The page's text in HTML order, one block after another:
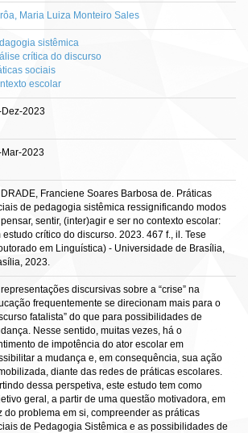
Maria Luiza Monteiro Sales
sistêmica
crítica do discurso
sociais
escolar
2023
2023
Franciene Soares Barbosa de. Práticas
de pedagogia sistêmica ressignificando modos
sentir, (inter)agir e ser no contexto escolar:
estudo crítico do discurso. 2023. 467 f., il. Tese
em Linguística) - Universidade de Brasília,
2023.
discursivas sobre a “crise” na
frequentemente se direcionam mais para o
fatalista” do que para possibilidades de
Nesse sentido, muitas vezes, há o
de impotência do ator escolar em
a mudança e, em consequência, sua ação
diante das redes de práticas escolares.
dessa perspetiva, este estudo tem como
geral, a partir de uma questão motivadora, em
do problema em si, compreender as práticas
de Pedagogia Sistêmica e as possibilidades de